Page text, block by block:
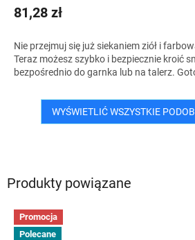
Produkty powiązane
Promocja
Polecane
81,28 zł
Nie przejmuj się już siekaniem ziół i
Teraz możesz szybko i bezpiecznie kroić
bezpośrednio do garnka lub na talerz.
WYŚWIETLIĆ WSZYSTKIE